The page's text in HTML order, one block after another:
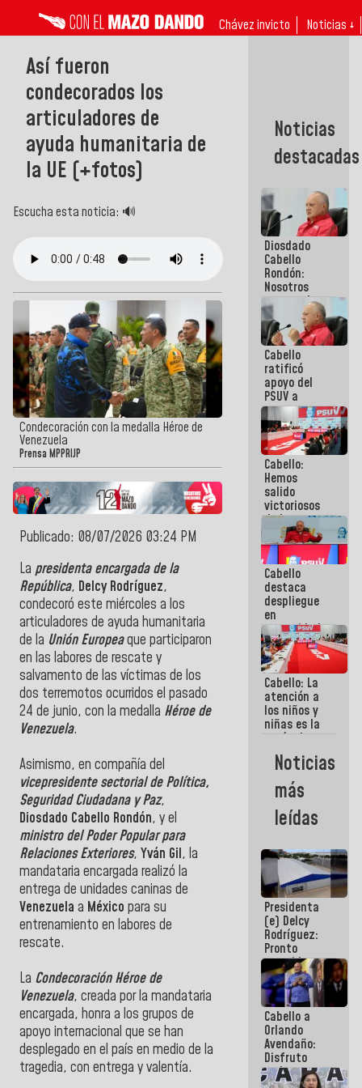
Chávez invicto Noticias ↓
Así fueron
condecorados los
articuladores de
ayuda humanitaria de
la UE (+fotos)
Escucha esta noticia: 🔊
Condecoración con la medalla Héroe de
Venezuela
Prensa MPPRIJP
Publicado: 08/07/2026 03:24 PM
La presidenta encargada de la
República, Delcy Rodríguez,
condecoró este miércoles a los
articuladores de ayuda humanitaria
de la Unión Europeaque participaron
en las labores de rescate y
salvamento de las víctimas de los
dos terremotos ocurridos el pasado
24 de junio, con la medalla Héroe de
Venezuela.
Asimismo, en compañía del
vicepresidente sectorial de Política,
Seguridad Ciudadana y Paz,
Diosdado Cabello Rondón, y el
ministro del Poder Popular para
Relaciones Exteriores, Yván Gil, la
mandataria encargada realizó la
entrega de unidades caninas de
Venezuela a México para su
entrenamiento en labores de
rescate.
La Condecoración Héroe de
Venezuela, creada por la mandataria
encargada, honra a los grupos de
apoyo internacional que se han
desplegado en el país en medio de la
tragedia, con entrega y valentía.
Noticias
destacadas
Diosdado
Cabello
Rondón:
Nosotros
vamos al
diálogo con
el
compromiso
de cumplir
nuestra
palabra
Cabello
ratificó
apoyo del
PSUV a
representantes
del Gobierno
para el
diálogo: ¡Un
extraordinario
equipo
político!
Cabello:
Hemos
salido
victoriosos
de la guerra
mediática
contra
Venezuela
Cabello
destaca
despliegue
en
comunidades
ante
contingencia
eléctrica:
¡Esta
batalla
también la
vamos a
ganar!
Cabello: La
atención a
los niños y
niñas es la
razón de ser
del Gobierno
Nacional
Noticias
más
leídas
Presidenta
(e) Delcy
Rodríguez:
Pronto
restableceremos
las
operaciones
en el
Aeropuerto
Internacional
de
Maiquetía
Cabello a
Orlando
Avendaño:
Disfruto
cada vez